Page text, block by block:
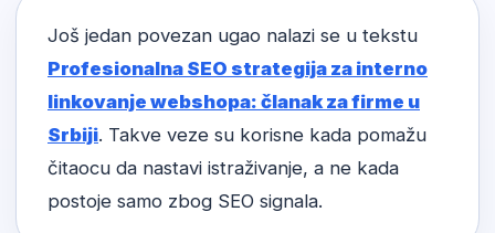
Još jedan povezan ugao nalazi se u tekstu
Profesionalna SEO strategija za interno
linkovanje webshopa: članak za firme u
Srbiji. Takve veze su korisne kada pomažu
čitaocu da nastavi istraživanje, a ne kada
postoje samo zbog SEO signala.